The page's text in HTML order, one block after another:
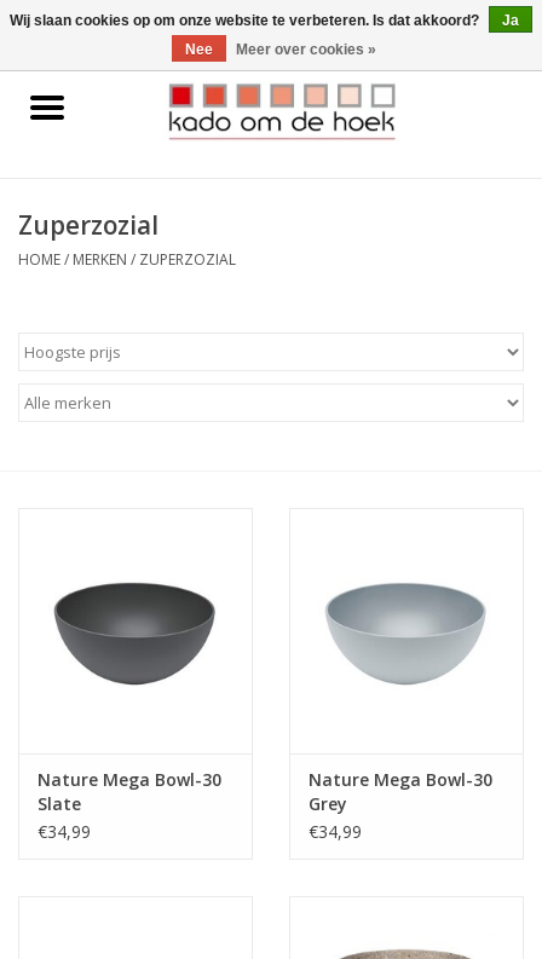
0 Artikelen - €0,00
Home
Gadgets
Zuperzozial
HOME/ MERKEN / ZUPERZOZIAL
Nature Mega Bowl-30
Slate
€34,99
Nature Mega Bowl-30
Grey
€34,99
Wij slaan cookies op om onze website te verbeteren. Is dat akkoord?
Ja
Nee
Meer over cookies »